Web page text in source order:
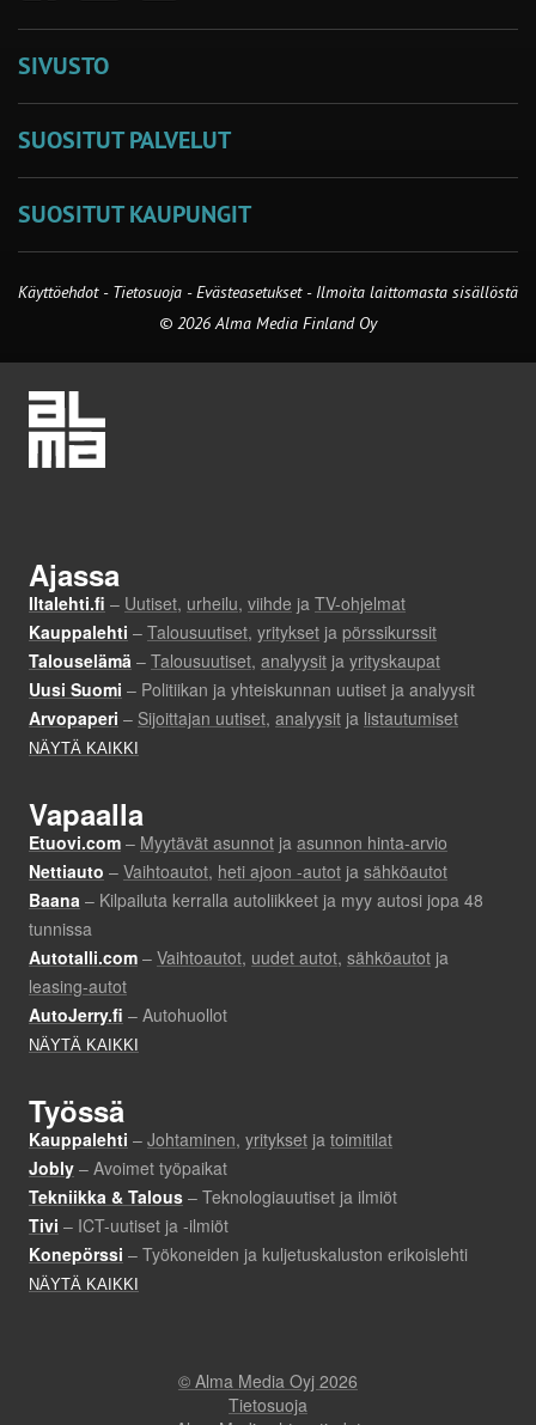
SIVUSTO
SUOSITUT PALVELUT
SUOSITUT KAUPUNGIT
Käyttöehdot - Tietosuoja -Evästeasetukset- Ilmoita laittomasta sisällöstä
© 2026 Alma Media Finland Oy